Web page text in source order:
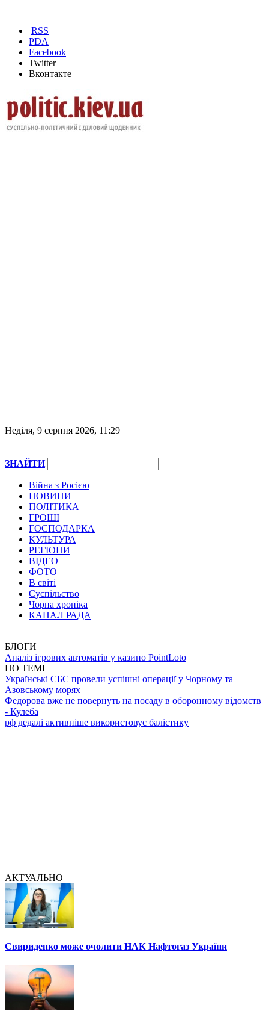
RSS
PDA
Facebook
Twitter
Вконтакте
Неділя, 9 серпня 2026, 11:29
ЗНАЙТИ
Війна з Росією
НОВИНИ
ПОЛІТИКА
ГРОШІ
ГОСПОДАРКА
КУЛЬТУРА
РЕГІОНИ
ВІДЕО
ФОТО
В світі
Суспільство
Чорна хроніка
КАНАЛ РАДА
БЛОГИ
Аналіз ігрових автоматів у казино PointLoto
ПО ТЕМІ
Українські СБС провели успішні операції у Чорному та
Азовському морях
Федорова вже не повернуть на посаду в оборонному відомств
- Кулеба
рф дедалі активніше використовує балістику
АКТУАЛЬНО
Свириденко може очолити НАК Нафтогаз України